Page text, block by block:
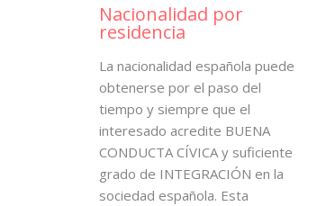
Nacionalidad por
residencia
La nacionalidad española puede
obtenerse por el paso del
tiempo y siempre que el
interesado acredite BUENA
CONDUCTA CÍVICA y suficiente
grado de INTEGRACIÓN en la
sociedad española. Esta